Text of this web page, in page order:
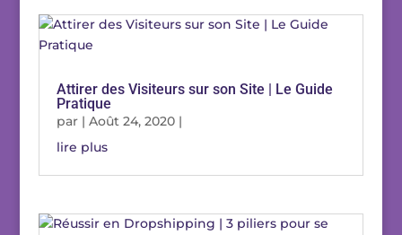
Attirer des Visiteurs sur son Site | Le Guide
Pratique
par | Août 24, 2020|
lire plus